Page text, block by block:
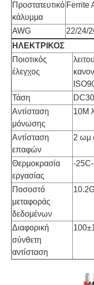
Προστατευτικό
κάλυμμα
Ferrite
AWG 22/24/
ΗΛΕΚΤΡΙΚΟΣ
Ποιοτικός
έλεγχος
Τάση
Αντίσταση
μόνωσης
10M
Αντίσταση
επαφών
2 ωμ
Θερμοκρασία
εργασίας
-
Ποσοστό
μεταφοράς
δεδομένων
Διαφορική
σύνθετη
αντίσταση